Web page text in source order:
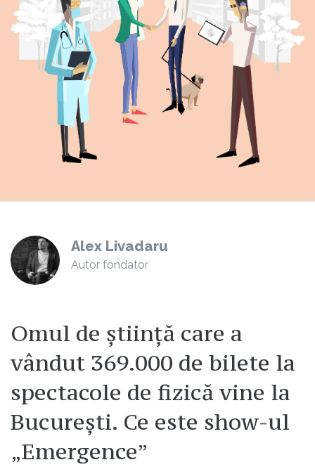
Alex Livadaru
Autor fondator
Omul de știință care a
vândut 369.000 de bilete la
spectacole de fizică vine la
București. Ce este show-ul
„Emergence”